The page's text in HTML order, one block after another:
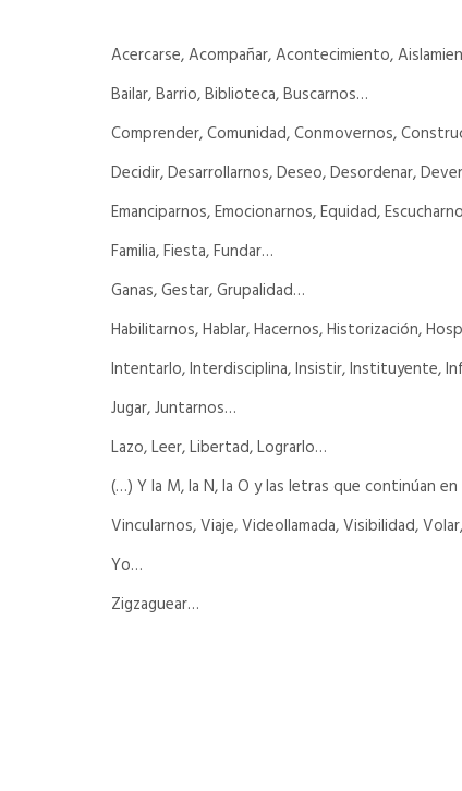
Acercarse, Acompañar, Acontecimiento,
Bailar, Barrio, Biblioteca, Buscarnos…
Comprender, Comunidad, Conmovernos,
Decidir, Desarrollarnos, Deseo, Desordenar,
Emanciparnos, Emocionarnos, Equidad,
Familia, Fiesta, Fundar…
Ganas, Gestar, Grupalidad…
Habilitarnos, Hablar, Hacernos, Historización,
Intentarlo, Interdisciplina, Insistir, Instituyente,
Jugar, Juntarnos…
Lazo, Leer, Libertad, Lograrlo…
(…) Y la M, la N, la O y las letras que continúan
Vincularnos, Viaje, Videollamada, Visibilidad,
Yo…
Zigzaguear…